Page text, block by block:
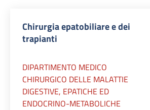
Chirurgia epatobiliare e dei
trapianti
DIPARTIMENTO MEDICO
CHIRURGICO DELLE MALATTIE
DIGESTIVE, EPATICHE ED
ENDOCRINO-METABOLICHE